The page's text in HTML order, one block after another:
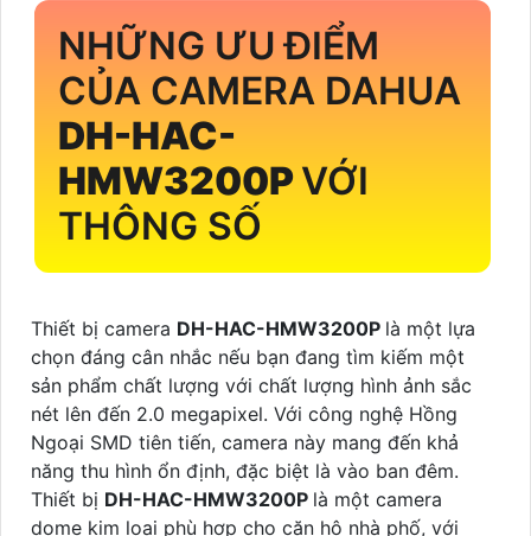
NHỮNG ƯU ĐIỂM
CỦA CAMERA DAHUA
DH-HAC-
HMW3200PVỚI
THÔNG SỐ
Thiết bị camera DH-HAC-HMW3200P là một lựa
chọn đáng cân nhắc nếu bạn đang tìm kiếm một
sản phẩm chất lượng với chất lượng hình ảnh sắc
nét lên đến 2.0 megapixel. Với công nghệ Hồng
Ngoại SMD tiên tiến, camera này mang đến khả
năng thu hình ổn định, đặc biệt là vào ban đêm.
Thiết bị DH-HAC-HMW3200P là một camera
dome kim loại phù hợp cho căn hộ nhà phố, với